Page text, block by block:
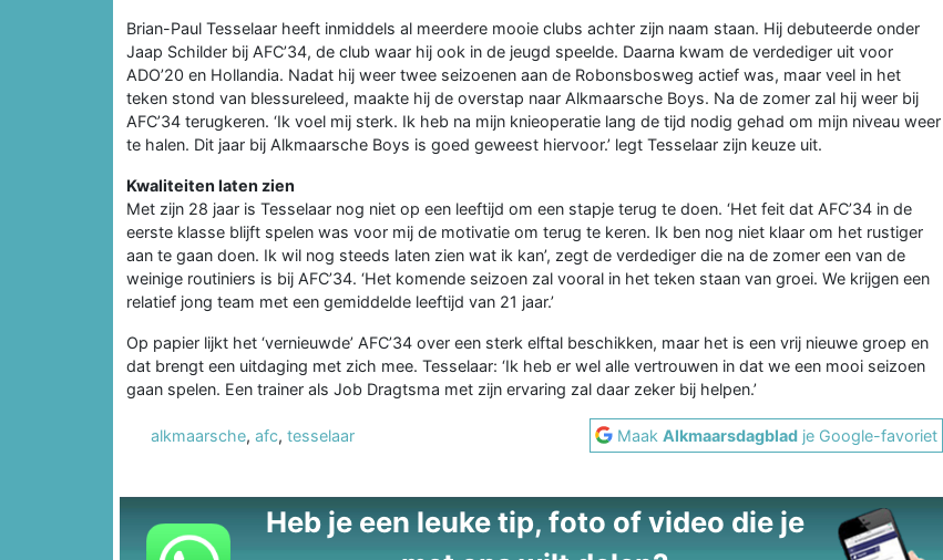
Brian-Paul Tesselaar heeft inmiddels al meerdere mooie clubs achter zijn naam staan. Hij debuteerde onder
Jaap Schilder bij AFC’34, de club waar hij ook in de jeugd speelde. Daarna kwam de verdediger uit voor
ADO’20 en Hollandia. Nadat hij weer twee seizoenen aan de Robonsbosweg actief was, maar veel in het
teken stond van blessureleed, maakte hij de overstap naar Alkmaarsche Boys. Na de zomer zal hij weer bij
AFC’34 terugkeren. ‘Ik voel mij sterk. Ik heb na mijn knieoperatie lang de tijd nodig gehad om mijn niveau weer
te halen. Dit jaar bij Alkmaarsche Boys is goed geweest hiervoor.’ legt Tesselaar zijn keuze uit.
Kwaliteiten laten zien
Met zijn 28 jaar is Tesselaar nog niet op een leeftijd om een stapje terug te doen. ‘Het feit dat AFC’34 in de
eerste klasse blijft spelen was voor mij de motivatie om terug te keren. Ik ben nog niet klaar om het rustiger
aan te gaan doen. Ik wil nog steeds laten zien wat ik kan’, zegt de verdediger die na de zomer een van de
weinige routiniers is bij AFC’34. ‘Het komende seizoen zal vooral in het teken staan van groei. We krijgen een
relatief jong team met een gemiddelde leeftijd van 21 jaar.’
Op papier lijkt het ‘vernieuwde’ AFC’34 over een sterk elftal beschikken, maar het is een vrij nieuwe groep en
dat brengt een uitdaging met zich mee. Tesselaar: ‘Ik heb er wel alle vertrouwen in dat we een mooi seizoen
gaan spelen. Een trainer als Job Dragtsma met zijn ervaring zal daar zeker bij helpen.’
alkmaarsche, afc, tesselaar MaakAlkmaarsdagblad je Google-favoriet
Heb je een leuke tip, foto of video die je